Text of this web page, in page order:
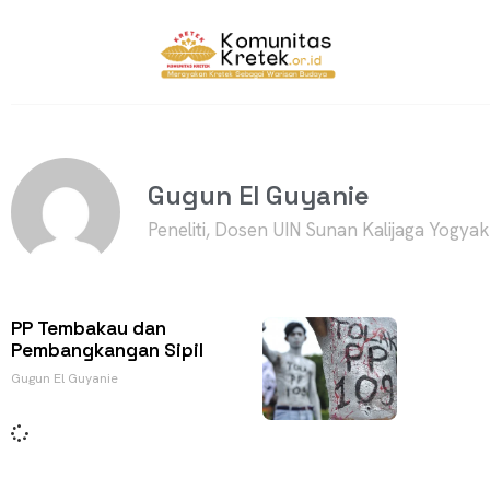
Gugun El Guyanie
Peneliti, Dosen UIN Sunan Kalijaga
PP Tembakau dan
Pembangkangan Sipil
Gugun El Guyanie